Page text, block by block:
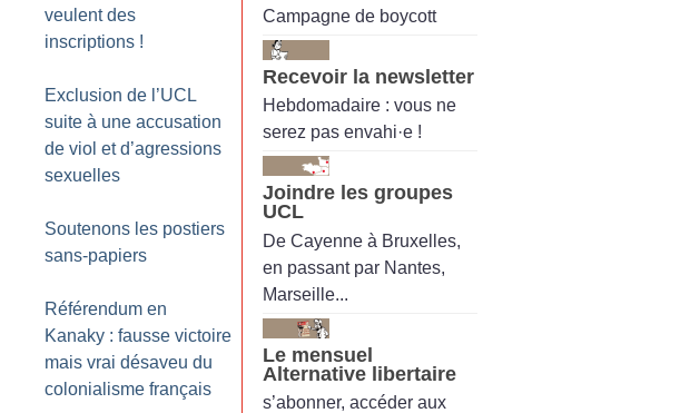
veulent des
inscriptions !
Exclusion de l’UCL
suite à une accusation
de viol et d’agressions
sexuelles
Soutenons les postiers
sans-papiers
Référendum en
Kanaky : fausse victoire
mais vrai désaveu du
colonialisme français
Campagne de boycott
Recevoir la newsletter
Hebdomadaire : vous ne
serez pas envahi·e !
Joindre les groupes
UCL
De Cayenne à Bruxelles,
en passant par Nantes,
Marseille...
Le mensuel
Alternative libertaire
s’abonner, accéder aux